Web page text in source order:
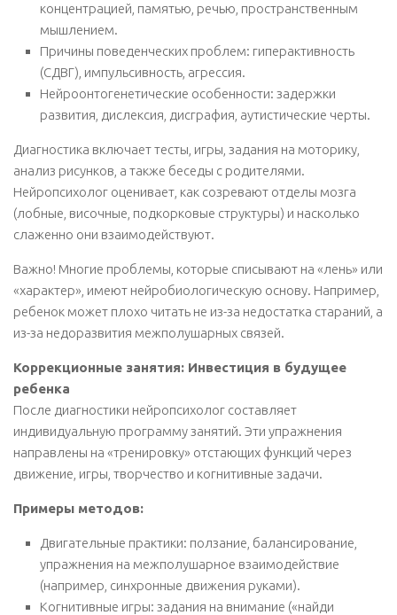
концентрацией, памятью, речью, пространственным
мышлением.
Причины поведенческих проблем: гиперактивность
(СДВГ), импульсивность, агрессия.
Нейроонтогенетические особенности: задержки
развития, дислексия, дисграфия, аутистические черты.
Диагностика включает тесты, игры, задания на моторику,
анализ рисунков, а также беседы с родителями.
Нейропсихолог оценивает, как созревают отделы мозга
(лобные, височные, подкорковые структуры) и насколько
слаженно они взаимодействуют.
Важно! Многие проблемы, которые списывают на «лень» или
«характер», имеют нейробиологическую основу. Например,
ребенок может плохо читать не из-за недостатка стараний, а
из-за недоразвития межполушарных связей.
Коррекционные занятия: Инвестиция в будущее
ребенка
После диагностики нейропсихолог составляет
индивидуальную программу занятий. Эти упражнения
направлены на «тренировку» отстающих функций через
движение, игры, творчество и когнитивные задачи.
Примеры методов:
Двигательные практики: ползание, балансирование,
упражнения на межполушарное взаимодействие
(например, синхронные движения руками).
Когнитивные игры: задания на внимание («найди